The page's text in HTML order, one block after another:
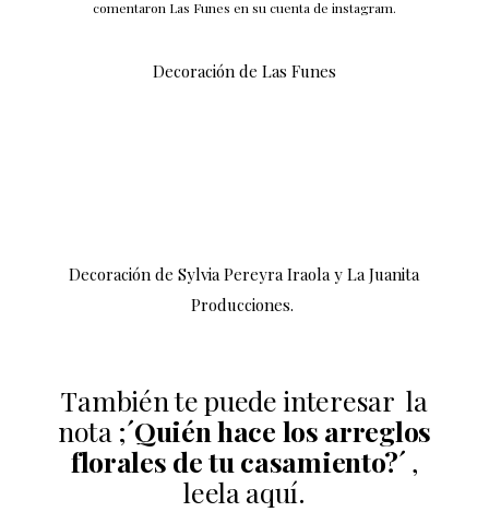
comentaron Las Funes en su cuenta de instagram.
Decoración de Las Funes
Decoraciónde Sylvia Pereyra Iraola y La Juanita
Producciones.
También te puede interesar la
nota ;´Quién hace los arreglos
florales de tu casamiento?´ ,
leela aquí.